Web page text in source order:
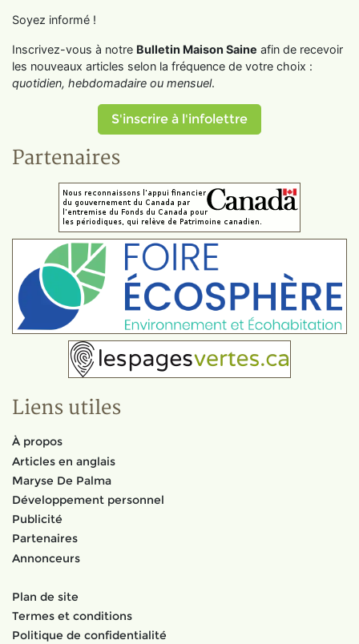
Soyez informé !
Inscrivez-vous à notre Bulletin Maison Saine afin de recevoir
les nouveaux articles selon la fréquence de votre choix :
quotidien, hebdomadaire ou mensuel.
S'inscrire à l'infolettre
Partenaires
Liens utiles
À propos
Articles en anglais
Maryse De Palma
Développement personnel
Publicité
Partenaires
Annonceurs
Plan de site
Termes et conditions
Politique de confidentialité